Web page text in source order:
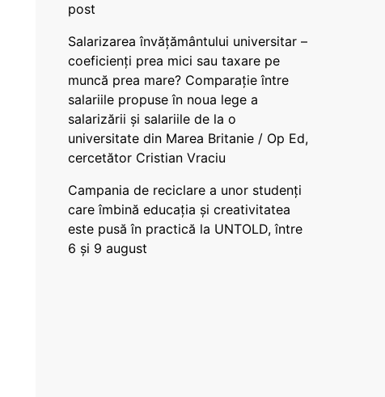
post
Salarizarea învățământului universitar –
coeficienți prea mici sau taxare pe
muncă prea mare? Comparație între
salariile propuse în noua lege a
salarizării și salariile de la o
universitate din Marea Britanie / Op Ed,
cercetător Cristian Vraciu
Campania de reciclare a unor studenți
care îmbină educația și creativitatea
este pusă în practică la UNTOLD, între
6 și 9 august